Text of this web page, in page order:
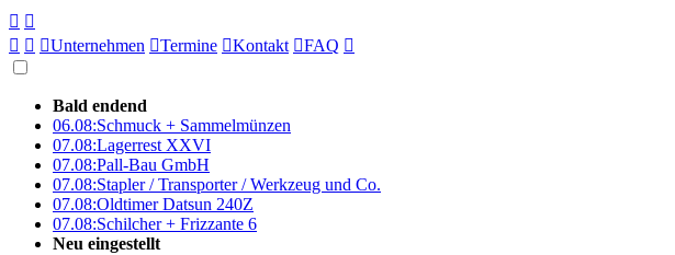
 
  Unternehmen Termine Kontakt FAQ 
Bald endend
06.08:Schmuck + Sammelmünzen
07.08:Lagerrest XXVI
07.08:Pall-Bau GmbH
07.08:Stapler / Transporter / Werkzeug und Co.
07.08:Oldtimer Datsun 240Z
07.08:Schilcher + Frizzante 6
Neu eingestellt